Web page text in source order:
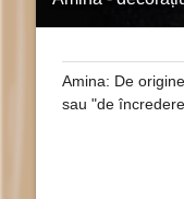
Amina: De
sau "de